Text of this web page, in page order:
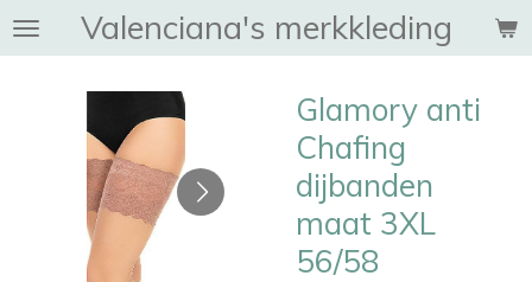
Ga
direct
hoofdinhoud
Valenciana's merkkleding
Glamory anti
Chafing
dijbanden
maat 3XL
56/58